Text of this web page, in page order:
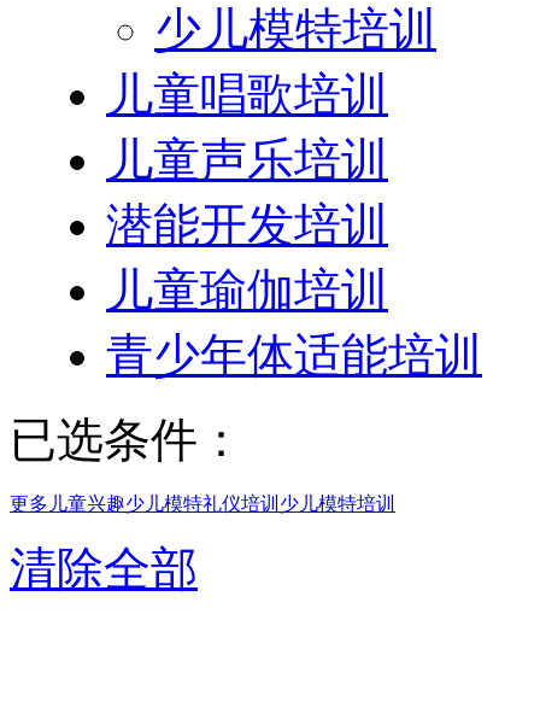
少儿模特培训
儿童唱歌培训
儿童声乐培训
潜能开发培训
儿童瑜伽培训
青少年体适能培训
已选条件：
更多儿童兴趣少儿模特礼仪培训 少儿模特培训
清除全部